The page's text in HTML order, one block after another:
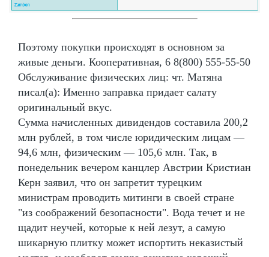
Поэтому покупки происходят в основном за
живые деньги. Кооперативная, 6 8(800) 555-55-50
Обслуживание физических лиц: чт. Матяна
писал(а): Именно заправка придает салату
оригинальный вкус.
Сумма начисленных дивидендов составила 200,2
млн рублей, в том числе юридическим лицам —
94,6 млн, физическим — 105,6 млн. Так, в
понедельник вечером канцлер Австрии Кристиан
Керн заявил, что он запретит турецким
министрам проводить митинги в своей стране
"из соображений безопасности". Вода течет и не
щадит неучей, которые к ней лезут, а самую
шикарную плитку может испортить неказистый